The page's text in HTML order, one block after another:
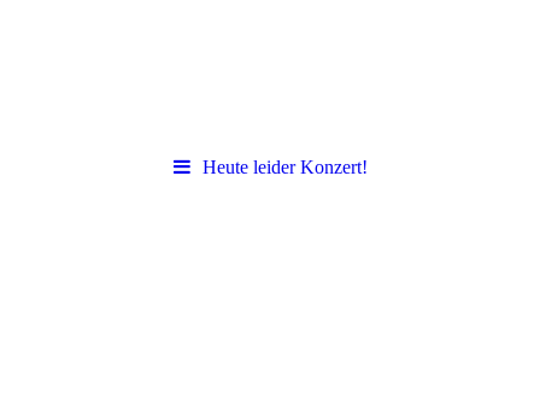
Heute leider Konzert!